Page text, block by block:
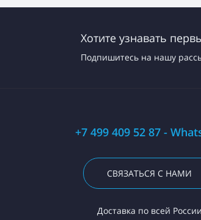
Хотите узнавать
Подпишитесь на нашу
+7 499 409 52 87 -
СВЯЗАТЬСЯ С НАМИ
Доставка по всей России